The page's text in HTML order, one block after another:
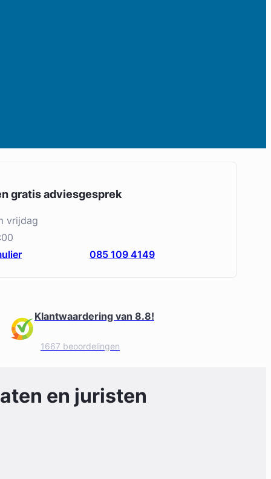
gratis adviesgesprek
vrijdag
085 109 4149
Klantwaardering van 8.8!
1667 beoordelingen
en juristen